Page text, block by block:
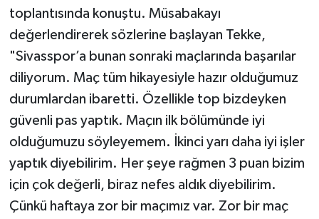
toplantısında konuştu. Müsabakayı
değerlendirerek sözlerine başlayan Tekke,
"Sivasspor’a bunan sonraki maçlarında başarılar
diliyorum. Maç tüm hikayesiyle hazır olduğumuz
durumlardan ibaretti. Özellikle top bizdeyken
güvenli pas yaptık. Maçın ilk bölümünde iyi
olduğumuzu söyleyemem. İkinci yarı daha iyi işler
yaptık diyebilirim. Her şeye rağmen 3 puan bizim
için çok değerli, biraz nefes aldık diyebilirim.
Çünkü haftaya zor bir maçımız var. Zor bir maç
Spor
Televizyon
Turizm
Yaşam